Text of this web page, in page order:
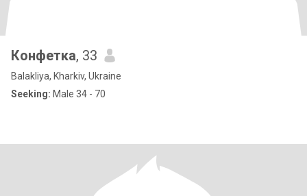
Конфетка, 33
Balakliya, Kharkiv, Ukraine
Seeking: Male 34 - 70